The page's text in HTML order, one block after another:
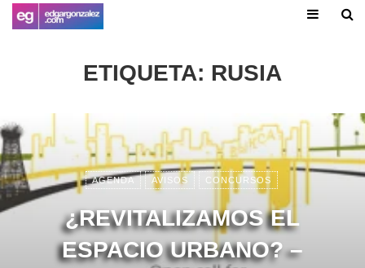
ETIQUETA: RUSIA
AGENDA AVISOS CONCURSOS
¿REVITALIZAMOS EL
ESPACIO URBANO? –